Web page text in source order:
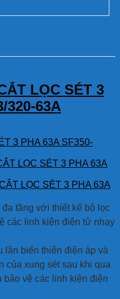
LỌC SÉT 3
320-63A
3 PHA 63A SF350-
LỌC SÉT 3 PHA 63A
LỌC SÉT 3 PHA 63A
tầng với thiết kế bộ lọc
các linh kiện điện tử nhạy
lần biến thiên điện áp và
của xung sét sau khi qua
bảo vệ các linh kiện điện